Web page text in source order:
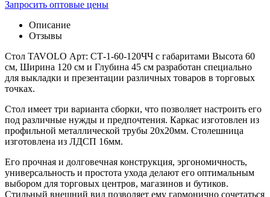
Запросить оптовые цены
Описание
Отзывы
Стол TAVOLO Арт: СТ-1-60-120ЧЧ с габаритами Высота 60
см, Ширина 120 см и Глубина 45 см разработан специально
для выкладки и презентации различных товаров в торговых
точках.
Стол имеет три варианта сборки, что позволяет настроить его
под различные нужды и предпочтения. Каркас изготовлен из
профильной металлической трубы 20х20мм. Столешница
изготовлена из ЛДСП 16мм.
Его прочная и долговечная конструкция, эргономичность,
универсальность и простота ухода делают его оптимальным
выбором для торговых центров, магазинов и бутиков.
Стильный внешний вид позволяет ему гармонично сочетаться